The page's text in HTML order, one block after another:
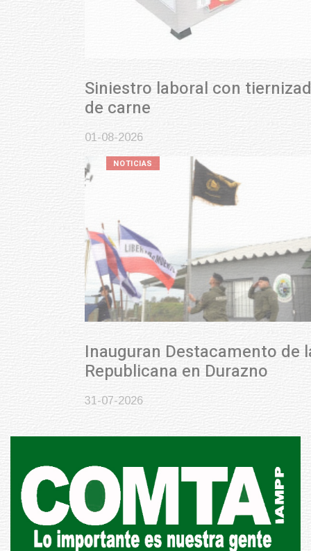
Siniestro laboral con tiernizadora
de carne
Inauguran Destacamento de la
Republicana en Durazno
NOTICIAS